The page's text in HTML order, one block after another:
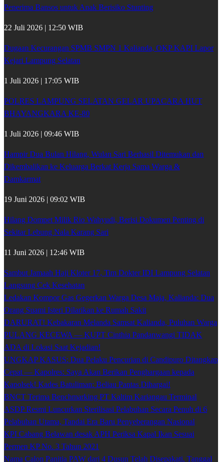
Penerima Bansos untuk Anak Berisiko Stunting
22 Juli 2026 | 12:50 WIB
Dugaan Kecurangan SPMB SMPN 1 Kalianda, OKP KAPI Lapor
Kejari Lampung Selatan
1 Juli 2026 | 17:05 WIB
POLRES LAMPUNG SELATAN GELAR UPACARA HUT
BHAYANGKARA KE-80
1 Juli 2026 | 09:46 WIB
Hampir Dua Bulan Hilang, Wulan Sari Berhasil Ditemukan dan
Dikembalikan ke Keluarga Berkat Kerja Sama Warga &
Damkarmat
19 Juni 2026 | 09:02 WIB
Hilang Dompet Milik Rio Wahyudi, Berisi Dokumen Penting di
Sekitar Lebung Nala Karang Sari
11 Juni 2026 | 12:46 WIB
Sambut Jamaah Haji Kloter 17, Tim Dokter IDI Lampung Selatan
Langsung Cek Kesehatan
Ledakan Kompor Gas Gegerkan Warga Desa Maja, Kalianda: Dua
Orang Suami Isteri Dilarikan ke Rumah Sakit
DARURAT! Kebakaran Melanda Samsat Kalianda, Puluhan Warga
PULANG KECEWA — KUPT Cinthia Pandanwangi TIDAK
ADA di Lokasi Saat Kejadian!
UNGKAP KASUS: Dua Pelaku Pencurian di Candipuro Ditangkap
Cepat — Kapolres: Saya Akan Berikan Penghargaan kepada
Kapolsek! Kades Batuliman: Beliau Pantas Dihargai!
BNCT Terima Benchmarking PT Kaltim Kariangau Terminal
ASDP Resmi Luncurkan Sterilisasi Pelabuhan Secara Penuh di 6
Pelabuhan Utama, Tandai Era Baru Penyeberangan Nasional
KPI Cabang Belawan desak APH Periksa Kapal Ikan Sesuai
Permen KP No. 3 Tahun 2021
Nama Calon Panitia PAW dari 4 Dusun Telah Disepakati, Tanggal